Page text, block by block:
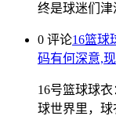
终是球迷们津
0 评论16篮球
码有何深意,
16号篮球球
球世界里，球